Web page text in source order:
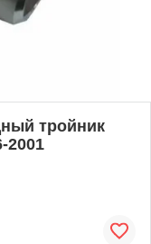
тройник
2001